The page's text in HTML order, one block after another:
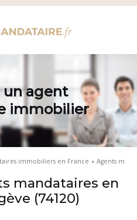
un agent
immobilier
immobiliers en France › Agents
mandataires en
(74120)